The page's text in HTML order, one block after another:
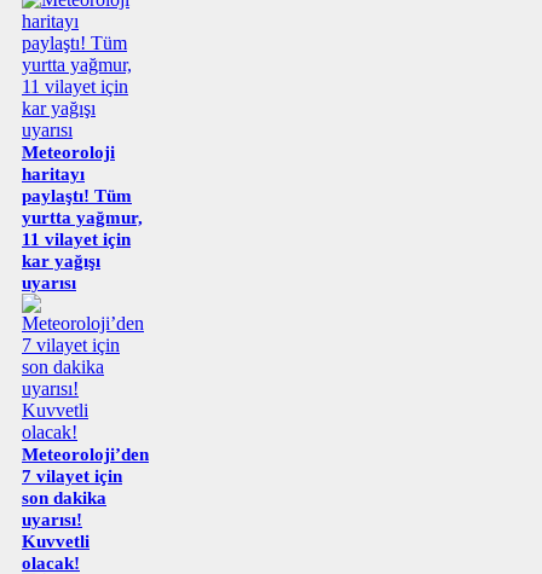
Meteoroloji
haritayı
paylaştı! Tüm
yurtta yağmur,
11 vilayet için
kar yağışı
uyarısı
Meteoroloji’den
7 vilayet için
son dakika
uyarısı!
Kuvvetli
olacak!